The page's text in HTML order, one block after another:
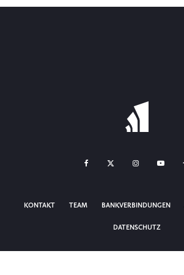
KONTAKT TEAM BANKVERBINDUNGEN
DATENSCHUTZ